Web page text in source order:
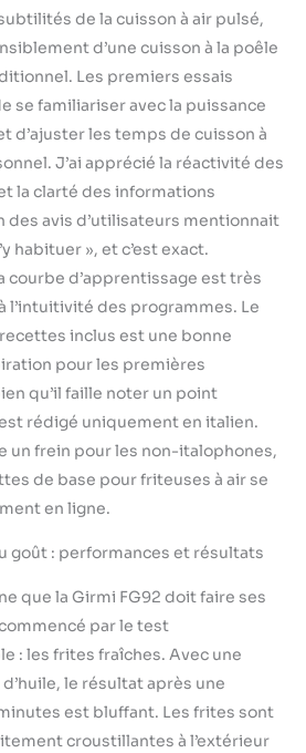
de la cuisson à air pulsé,
d’une cuisson à la poêle
Les premiers essais
se familiariser avec la puissance
d’ajuster les temps de cuisson à
J’ai apprécié la réactivité des
la clarté des informations
des avis d’utilisateurs mentionnait
habituer », et c’est exact.
courbe d’apprentissage est très
l’intuitivité des programmes. Le
inclus est une bonne
pour les premières
qu’il faille noter un point
rédigé uniquement en italien.
un frein pour les non-italophones,
de base pour friteuses à air se
en ligne.
goût : performances et résultats
que la Girmi FG92 doit faire ses
par le test
: les frites fraîches. Avec une
le résultat après une
est bluffant. Les frites sont
croustillantes à l’extérieur